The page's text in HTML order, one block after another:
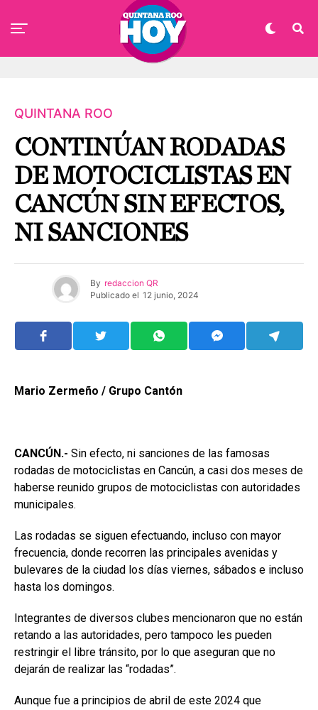
QUINTANA ROO
CONTINÚAN RODADAS
DE MOTOCICLISTAS EN
CANCÚN SIN EFECTOS,
NI SANCIONES
By redaccion QR
Publicado el 12 junio, 2024
Mario Zermeño / Grupo Cantón
CANCÚN.- Sin efecto, ni sanciones de las famosas
rodadas de motociclistas en Cancún, a casi dos meses de
haberse reunido grupos de motociclistas con autoridades
municipales.
Las rodadas se siguen efectuando, incluso con mayor
frecuencia, donde recorren las principales avenidas y
bulevares de la ciudad los días viernes, sábados e incluso
hasta los domingos.
Integrantes de diversos clubes mencionaron que no están
retando a las autoridades, pero tampoco les pueden
restringir el libre tránsito, por lo que aseguran que no
dejarán de realizar las “rodadas”.
Aunque fue a principios de abril de este 2024 que